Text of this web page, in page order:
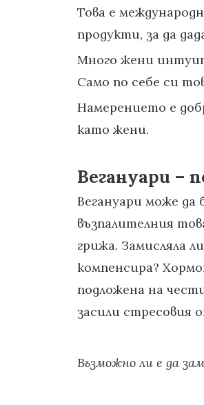
Това е
продукти, за да
Много жени
Само по себе си
Намерението е
като жени.
Вегануари –
Вегануари може да
възпалителния
грижа. Замисляла
компенсира?
подложена на
засили стресовия
Възможно ли е да